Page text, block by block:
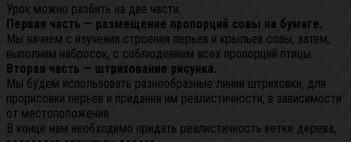
Урок можно разбить на две части:
Первая часть — размещение пропорций совы на бумаге.
Мы начнем с изучения строения перьев и крыльев совы, затем,
выполним набросок, с соблюдением всех пропорций птицы.
Вторая часть — штрихование рисунка.
Мы будем использовать разнообразные линии штриховки, для
прорисовки перьев и придания им реалистичности, в зависимости
от местоположения.
В конце нам необходимо придать реалистичность ветке дерева,